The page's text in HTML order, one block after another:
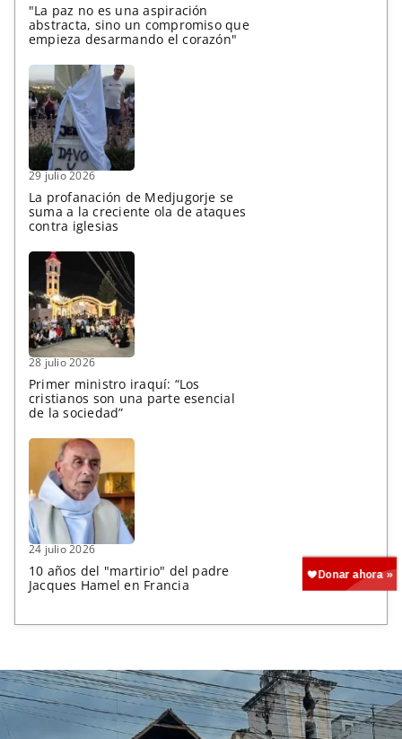
"La paz no es una aspiración
abstracta, sino un compromiso que
empieza desarmando el corazón"
29 julio 2026
La profanación de Medjugorje se
suma a la creciente ola de ataques
contra iglesias
28 julio 2026
Primer ministro iraquí: “Los
cristianos son una parte esencial
de la sociedad”
24 julio 2026
10 años del "martirio" del padre
Jacques Hamel en Francia